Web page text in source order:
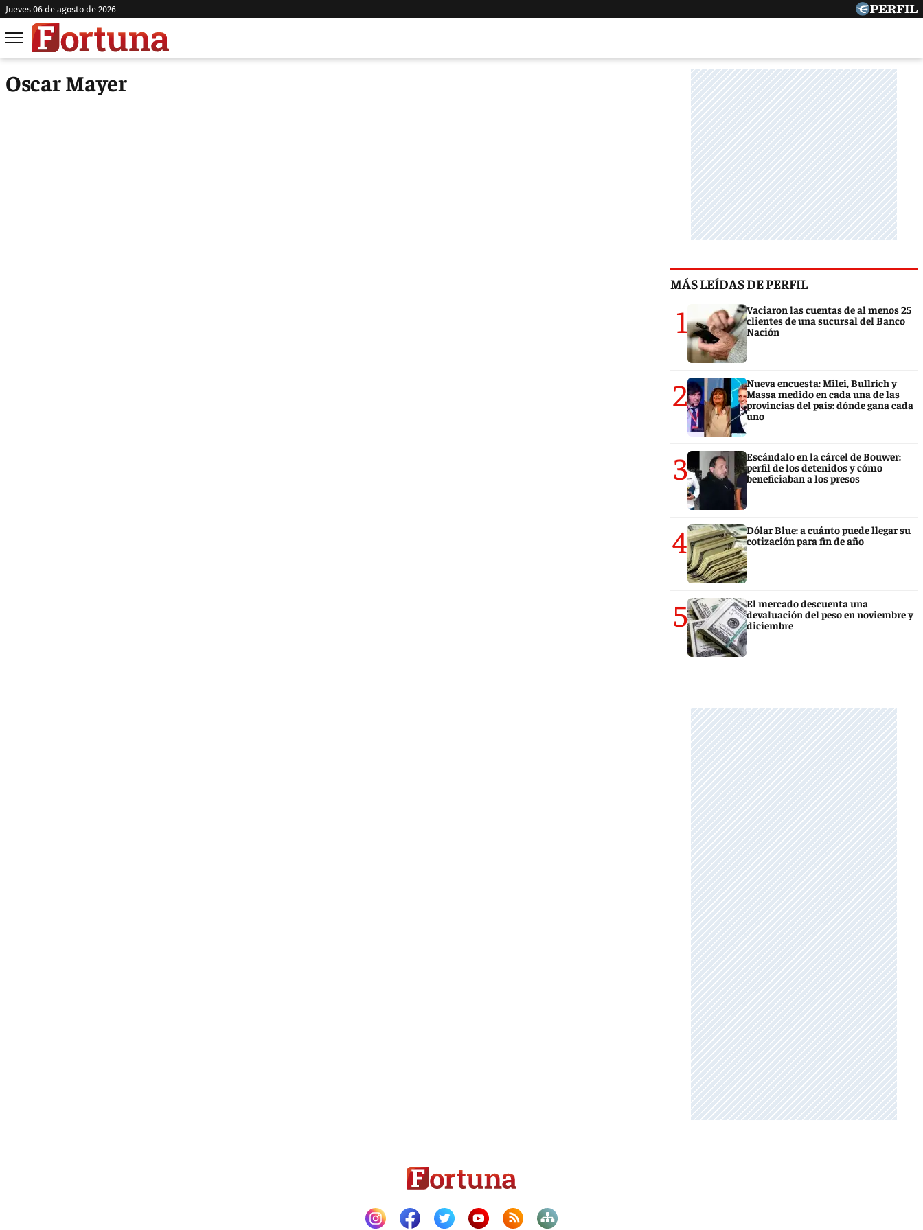
jueves 06 de agosto de 2026
Oscar Mayer
MÁS LEÍDAS DE PERFIL
1
Vaciaron las cuentas de al menos 25
clientes de una sucursal del Banco
Nación
2
Nueva encuesta: Milei, Bullrich y
Massa medido en cada una de las
provincias del país: dónde gana cada
uno
3
Escándalo en la cárcel de Bouwer:
perfil de los detenidos y cómo
beneficiaban a los presos
4
Dólar Blue: a cuánto puede llegar su
cotización para fin de año
5
El mercado descuenta una
devaluación del peso en noviembre y
diciembre